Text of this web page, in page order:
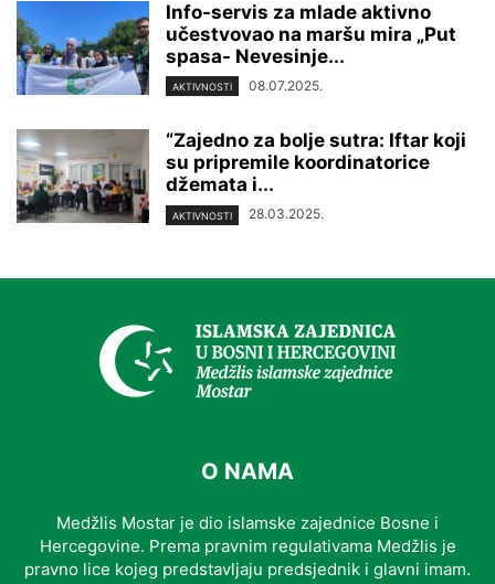
Info-servis za mlade aktivno
učestvovao na maršu mira „Put
spasa- Nevesinje...
AKTIVNOSTI 08.07.2025.
“Zajedno za bolje sutra: Iftar koji
su pripremile koordinatorice
džemata i...
AKTIVNOSTI 28.03.2025.
O NAMA
Medžlis Mostar je dio islamske zajednice Bosne i
Hercegovine. Prema pravnim regulativama Medžlis je
pravno lice kojeg predstavljaju predsjednik i glavni imam.